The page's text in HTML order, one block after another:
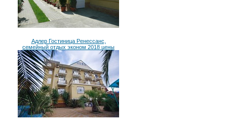
Адлер Гостиница Ренессанс,
семейный отдых эконом 2018 цены